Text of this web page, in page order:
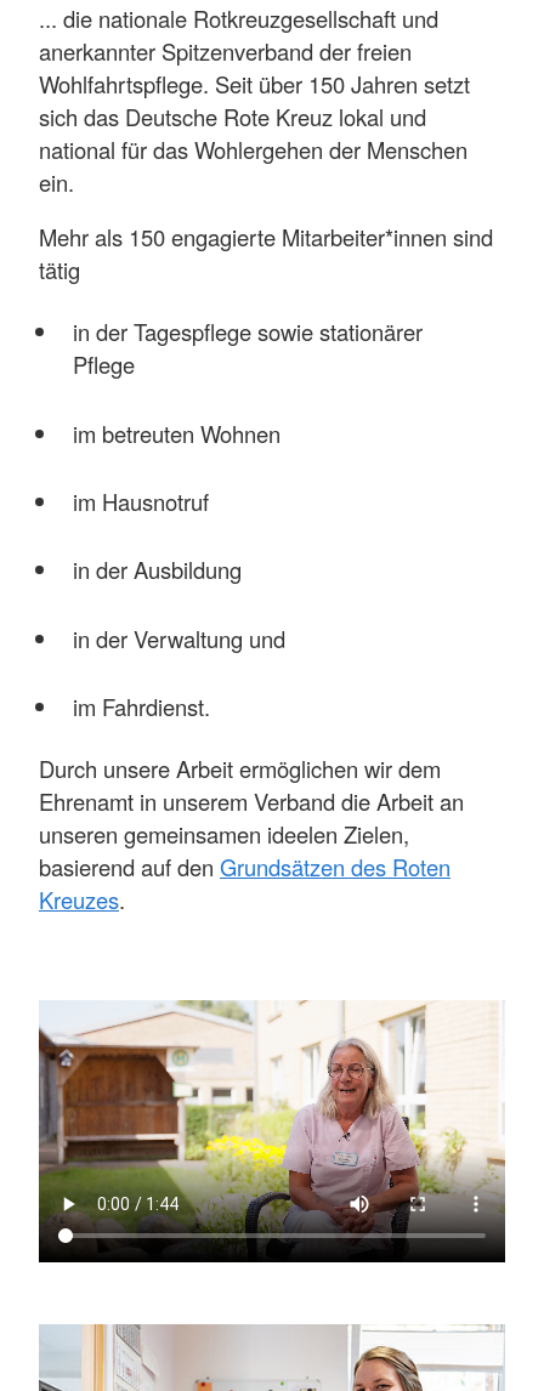
... die nationale Rotkreuzgesellschaft und
anerkannter Spitzenverband der freien
Wohlfahrtspflege. Seit über 150 Jahren setzt
sich das Deutsche Rote Kreuz lokal und
national für das Wohlergehen der Menschen
ein.
Mehr als 150 engagierte Mitarbeiter*innen sind
tätig
in der Tagespflege sowie stationärer
Pflege
im betreuten Wohnen
im Hausnotruf
in der Ausbildung
in der Verwaltung und
im Fahrdienst.
Durch unsere Arbeit ermöglichen wir dem
Ehrenamt in unserem Verband die Arbeit an
unseren gemeinsamen ideelen Zielen,
basierend auf den Grundsätzen des Roten
Kreuzes.